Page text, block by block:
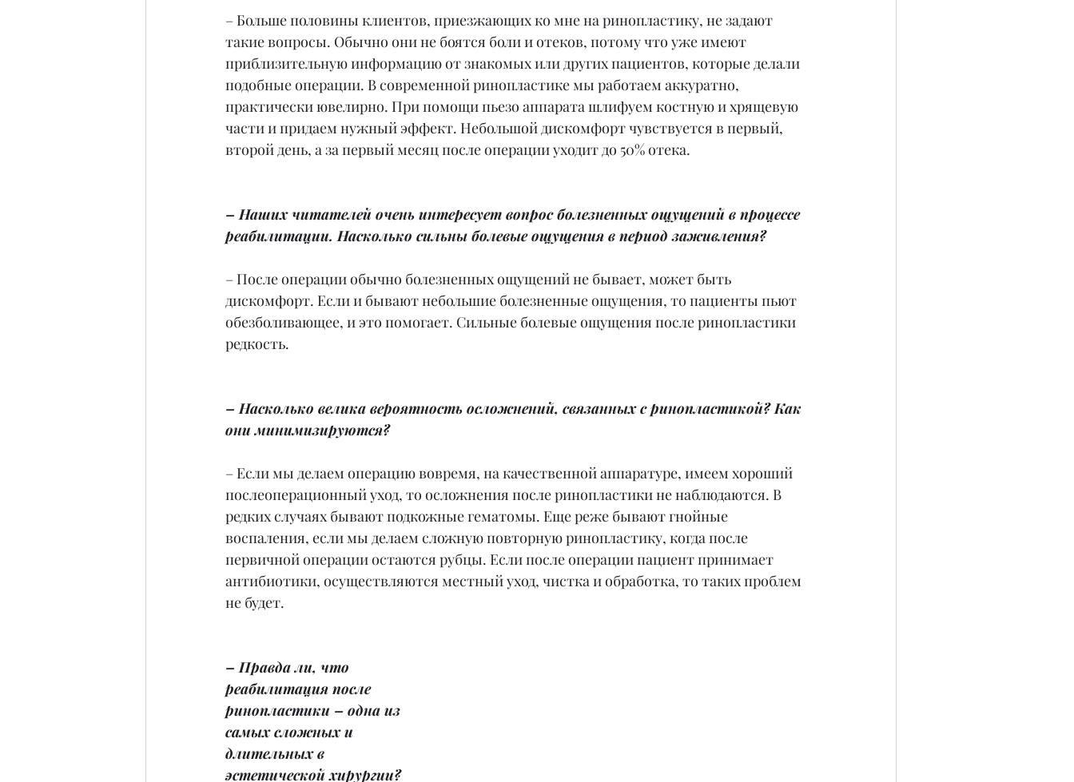
– Больше половины клиентов, приезжающих ко мне на ринопластику, не задают
такие вопросы. Обычно они не боятся боли и отеков, потому что уже имеют
приблизительную информацию от знакомых или других пациентов, которые делали
подобные операции. В современной ринопластике мы работаем аккуратно,
практически ювелирно. При помощи пьезо аппарата шлифуем костную и хрящевую
части и придаем нужный эффект. Небольшой дискомфорт чувствуется в первый,
второй день, а за первый месяц после операции уходит до 50% отека.
– Наших читателей очень интересует вопрос болезненных ощущений в процессе
реабилитации. Насколько сильны болевые ощущения в период заживления?
– После операции обычно болезненных ощущений не бывает, может быть
дискомфорт. Если и бывают небольшие болезненные ощущения, то пациенты пьют
обезболивающее, и это помогает. Сильные болевые ощущения после ринопластики
редкость.
– Насколько велика вероятность осложнений, связанных с ринопластикой? Как
они минимизируются?
– Если мы делаем операцию вовремя, на качественной аппаратуре, имеем хороший
послеоперационный уход, то осложнения после ринопластики не наблюдаются. В
редких случаях бывают подкожные гематомы. Еще реже бывают гнойные
воспаления, если мы делаем сложную повторную ринопластику, когда после
первичной операции остаются рубцы. Если после операции пациент принимает
антибиотики, осуществляются местный уход, чистка и обработка, то таких проблем
не будет.
– Правда ли, что
реабилитация после
ринопластики – одна из
самых сложных и
длительных в
эстетической хирургии?